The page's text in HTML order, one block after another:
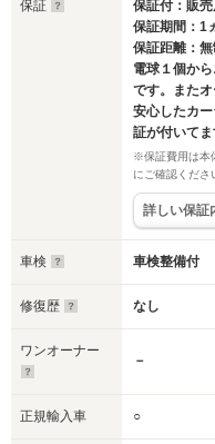
保証
保証付：販
保証期間：1
保証距離：
電球１個か
です。また
安心したカ
証が付いてま
※保証費用は本
にご確認くださ
詳しい保証
車検 車検整備付
修復歴 なし
ワンオーナー
－
正規輸入車 ○